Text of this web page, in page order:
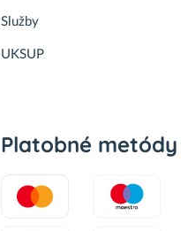
Služby
UKSUP
Platobné metódy